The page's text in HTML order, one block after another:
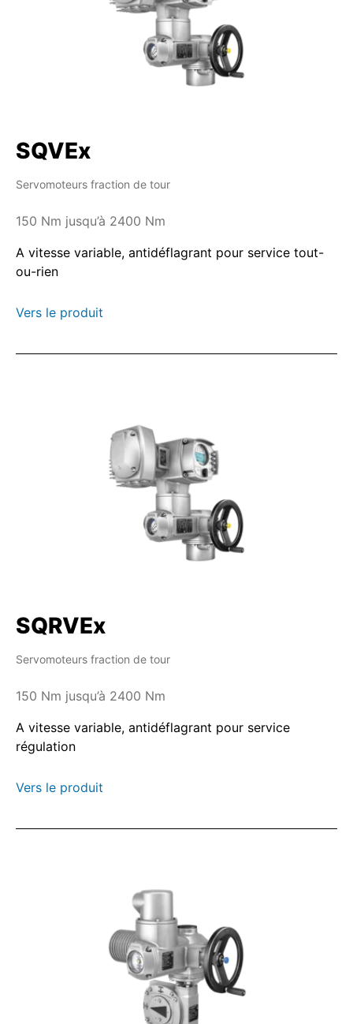
SQVEx
Servomoteurs fraction de tour
150 Nm jusqu’à 2400 Nm
A vitesse variable, antidéflagrant pour service tout-
ou-rien
Vers le produit
SQRVEx
Servomoteurs fraction de tour
150 Nm jusqu’à 2400 Nm
A vitesse variable, antidéflagrant pour service
régulation
Vers le produit